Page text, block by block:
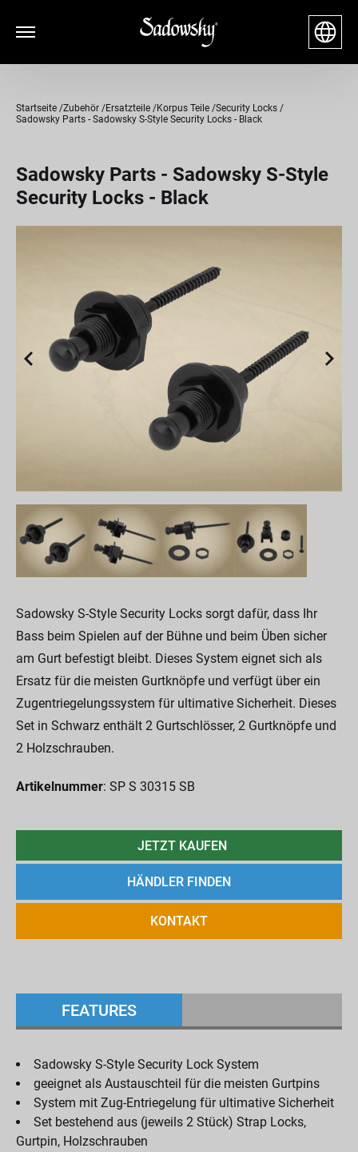
Startseite Zubehör Ersatzteile Korpus Teile Security Locks
Sadowsky Parts - Sadowsky S-Style Security Locks - Black
Sadowsky Parts - Sadowsky S-Style
Security Locks - Black
Sadowsky S-Style Security Locks sorgt dafür, dass Ihr
Bass beim Spielen auf der Bühne und beim Üben sicher
am Gurt befestigt bleibt. Dieses System eignet sich als
Ersatz für die meisten Gurtknöpfe und verfügt über ein
Zugentriegelungssystem für ultimative Sicherheit. Dieses
Set in Schwarz enthält 2 Gurtschlösser, 2 Gurtknöpfe und
2 Holzschrauben.
Artikelnummer: SP S 30315 SB
JETZT KAUFEN
HÄNDLER FINDEN
KONTAKT
FEATURES
Sadowsky S-Style Security Lock System
geeignet als Austauschteil für die meisten Gurtpins
System mit Zug-Entriegelung für ultimative Sicherheit
Set bestehend aus (jeweils 2 Stück) Strap Locks,
Gurtpin, Holzschrauben